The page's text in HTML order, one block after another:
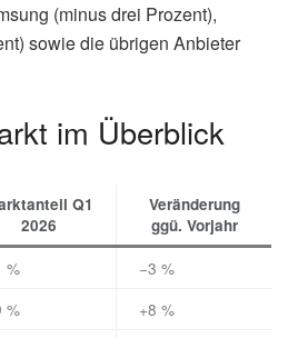
(minus drei Prozent),
sowie die übrigen Anbieter
im Überblick
Q1
2026
Veränderung
ggü. Vorjahr
%
−3 %
%
+8 %